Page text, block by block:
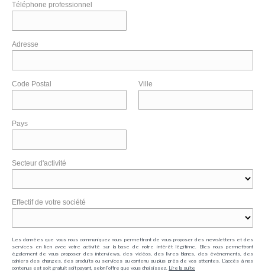
Téléphone professionnel
Adresse
Code Postal Ville
Pays
Secteur d'activité
Effectif de votre société
Les données que vous nous communiquez nous permettront de vous proposer des newsletters et des
services en lien avec votre activité sur la base de notre intérêt légitime. Elles nous permettront
également de vous proposer des interviews, des vidéos, des livres blancs, des événements, des
cahiers des charges, des produits ou services au contenu au plus près de vos attentes. L'accès à nos
contenus est soit gratuit soit payant, selon l'offre que vous choisissez. Lire la suite